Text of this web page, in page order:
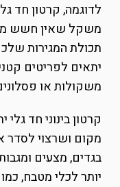
לדוגמה, קרטון חד
משקל שאין חשש
תכולת המגירות
יתאים לפריטים
משקולות או
קרטון בינוני חד
מקום ושרצוי לסדר
בגדים, מצעים
יותר לכלי מטבח,